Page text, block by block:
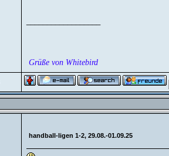
Grüße von Whitebird
handball-ligen 1-2, 29.08.-01.09.25